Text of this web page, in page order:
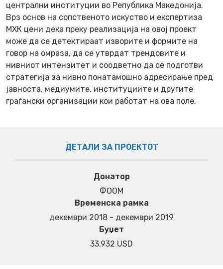
централни институции во Република Македонија.
Врз основ на сопственото искуство и експертиза
МХК цени дека преку реализација на овој проект
може да се детектираат изворите и формите на
говор на омраза, да се утврдат трендовите и
нивниот интензитет и соодветно да се подготви
стратегија за нивно понатамошно адресирање пред
јавноста, медиумите, институциите и другите
граѓански организации кои работат на ова поле.
ДЕТАЛИ ЗА ПРОЕКТОТ
Донатор
ФООМ
Временска рамка
декември 2018 - декември 2019
Буџет
33.932 USD